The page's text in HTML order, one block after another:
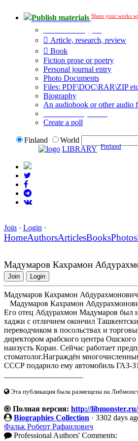
Publish materials Share your works
Article, research, review
Book
Fiction prose or poetry
Personal journal entry
Photo Documents
Files: PDF\DOC\RAR\ZIP
Biography
An audiobook or other audio
Create a poll
Finland
World
LIBRARY Finland
Join · Login ·
HomeAuthorsArticlesBooksPhotos
Мадумаров Кахрамон
Join Login
Мадумаров Кахрамон Абдурахмонович
Мадумаров Кахрамон
Его отец Абдурахмон Мадумаров был
хаджи с отличием окончил
переводчиком в посольствах и
директором арабского центра Ошского
наизусть Коран. Сейчас работает
стоматолог.Награждён
СССР подарило ему автомобиль ГАЗ-
Эта публикация была размещена на
Полная версия: http://
Biographies Collection · 3302 days
Фальк Роберт Рафаилович
Professional Authors' Comments: